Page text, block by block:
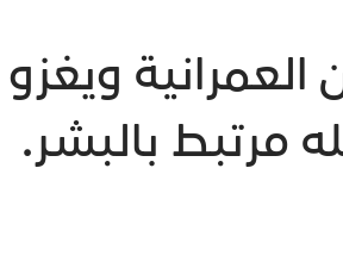
ويغزو
مرتبط بالبشر.